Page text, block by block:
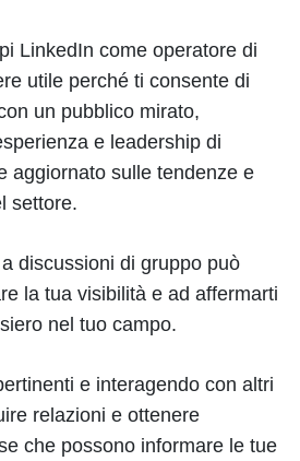
LinkedIn come operatore di
utile perché ti consente di
un pubblico mirato,
e leadership di
aggiornato sulle tendenze e
settore.
discussioni di gruppo può
la tua visibilità e ad affermarti
nel tuo campo.
e interagendo con altri
relazioni e ottenere
che possono informare le tue